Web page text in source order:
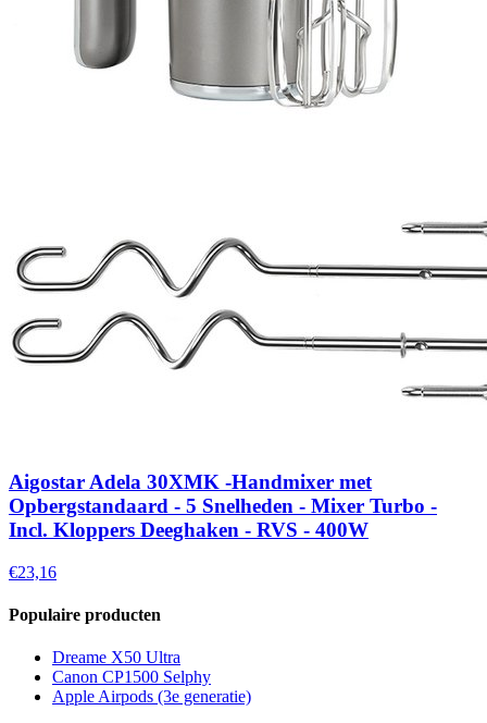
Aigostar Adela 30XMK -Handmixer met
Opbergstandaard - 5 Snelheden - Mixer Turbo -
Incl. Kloppers Deeghaken - RVS - 400W
€23,16
Populaire producten
Dreame X50 Ultra
Canon CP1500 Selphy
Apple Airpods (3e generatie)